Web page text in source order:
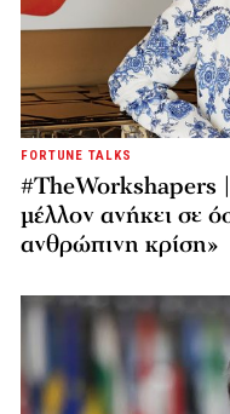
FORTUNE TALKS
#TheWorkshapers
μέλλον ανήκει σε
ανθρώπινη κρίση»